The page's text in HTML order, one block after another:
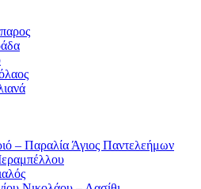
– Παραλία Άγιος Παντελεήμων